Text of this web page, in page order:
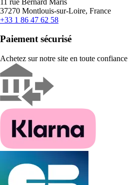
37270 Montlouis-sur-Loire, France
+33 1 86 47 62 58
Paiement sécurisé
Achetez sur notre site en toute confiance